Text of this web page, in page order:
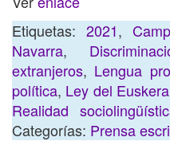
Etiquetas: 2021,
Navarra,
extranjeros, Lengua
política, Ley del Euskera
Realidad
Categorías: Prensa